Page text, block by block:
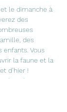
le dimanche à
des
des
enfants. Vous
la faune et la
d’hier !
la présentation